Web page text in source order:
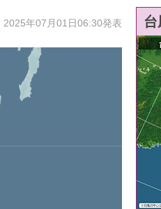
2025年07月01日06:30発表